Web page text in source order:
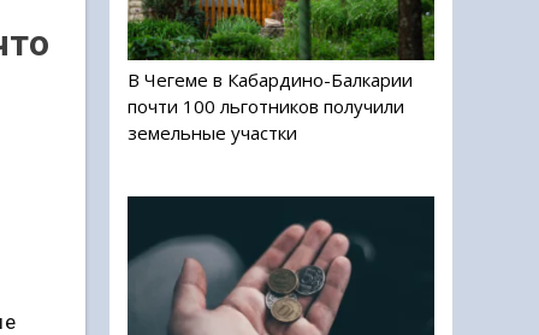
В Чегеме в Кабардино-Балкарии
почти 100 льготников получили
земельные участки